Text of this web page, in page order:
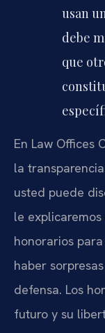
usan
debe
que
En Law Offices
la
usted puede
le
honorarios
haber
defensa. Los
futuro y su